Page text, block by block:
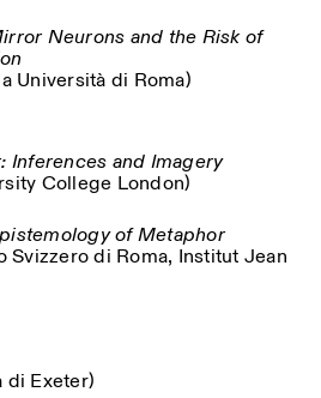
Neurons and the Risk of
Università di Roma)
and Imagery
College London)
of Metaphor
Svizzero di Roma, Institut Jean
di Exeter)